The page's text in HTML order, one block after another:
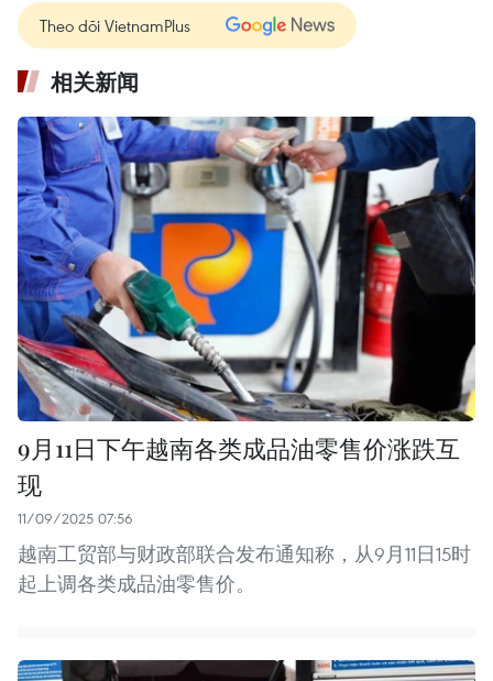
Theo dõi VietnamPlus
相关新闻
9月11日下午越南各类成品油零售价涨跌互
现
11/09/2025 07:56
越南工贸部与财政部联合发布通知称，从9月11日15时
起上调各类成品油零售价。